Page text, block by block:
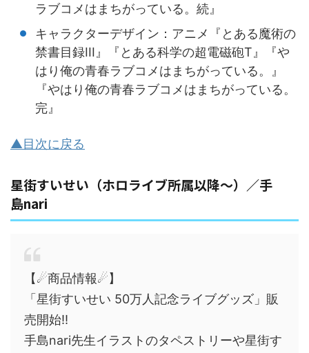
ラブコメはまちがっている。続』
キャラクターデザイン：アニメ『とある魔術の
禁書目録III』『とある科学の超電磁砲T』『や
はり俺の青春ラブコメはまちがっている。』
『やはり俺の青春ラブコメはまちがっている。
完』
▲目次に戻る
星街すいせい（ホロライブ所属以降～）／手
島nari
【☄商品情報☄】
「星街すいせい 50万人記念ライブグッズ」販
売開始‼
手島nari先生イラストのタペストリーや星街す